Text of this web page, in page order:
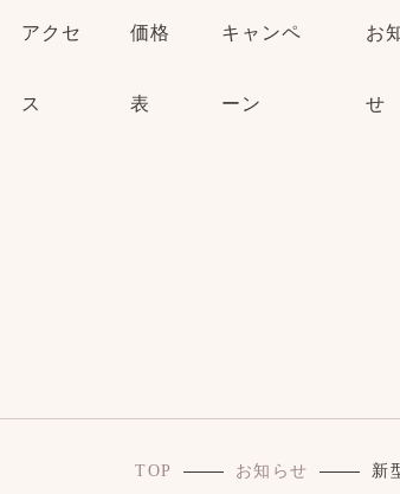
アクセ
ス
価格
表
キャンペ
ーン
お
せ
TOP お知らせ 新